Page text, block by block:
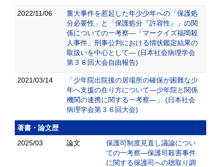
2022/11/06
重大事件を惹起した年少少年への「保護処
分必要性」と「保護処分『許容性』」の関
係についての一考察―「マークイズ福岡殺
人事件」刑事公判における情状鑑定結果の
取扱いを中心として― (日本社会病理学会
第３８回大会自由報告)
2021/03/14
「少年院出院後の居場所の確保が困難な少
年へ支援の在り方について―少年院と関係
機関の連携に関する一考察―」 (日本社会
病理学会第３６回大会)
著書・論文歴
2025/03
論文
保護司制度見直し議論につい
ての一考察―保護司殺害事件
に関する保護司への聴取り調